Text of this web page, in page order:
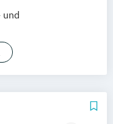
Campus Köln
Hamm